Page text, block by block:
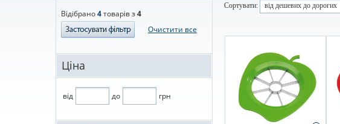
Відібрано4товарів з4
Очистити все
Ціна
від до грн
Сортувати: від дешевих до дорогих